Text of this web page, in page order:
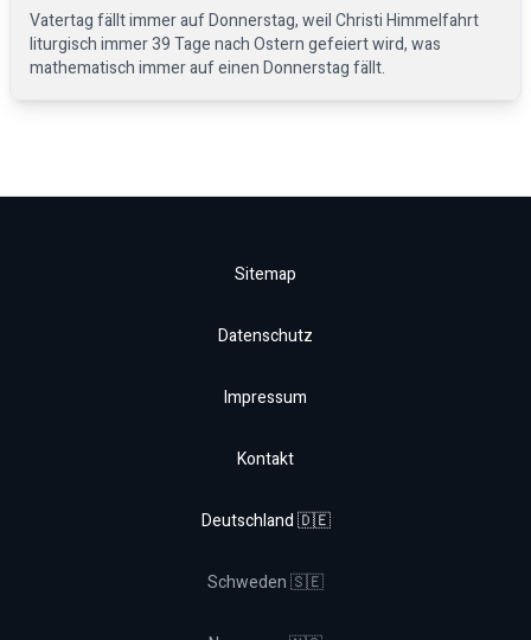
Vatertag fällt immer auf Donnerstag, weil Christi Himmelfahrt
liturgisch immer 39 Tage nach Ostern gefeiert wird, was
mathematisch immer auf einen Donnerstag fällt.
Sitemap
Datenschutz
Impressum
Kontakt
Deutschland 🇩🇪
Schweden 🇸🇪